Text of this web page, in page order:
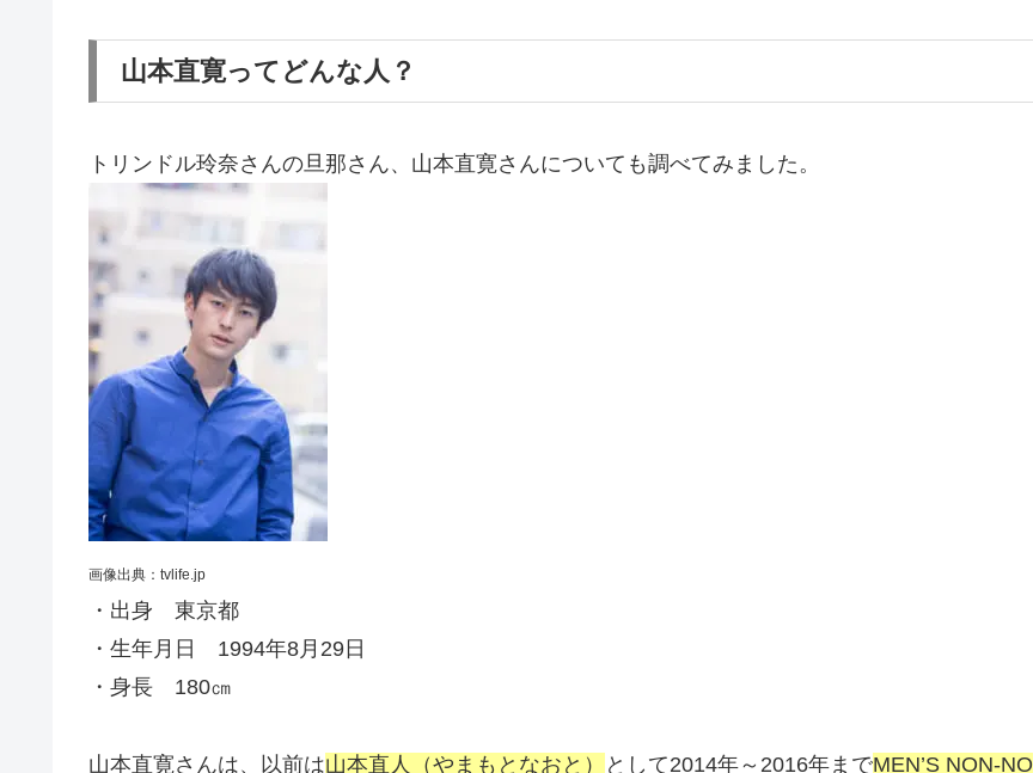
山本直寛ってどんな人？
トリンドル玲奈さんの旦那さん、山本直寛さんについても調べてみました。
画像出典：tvlife.jp
・出身 東京都
・生年月日 1994年8月29日
・身長 180㎝
山本直寛さんは、以前は山本直人（やまもとなおと） として2014年～2016年までMEN’S NON-NO